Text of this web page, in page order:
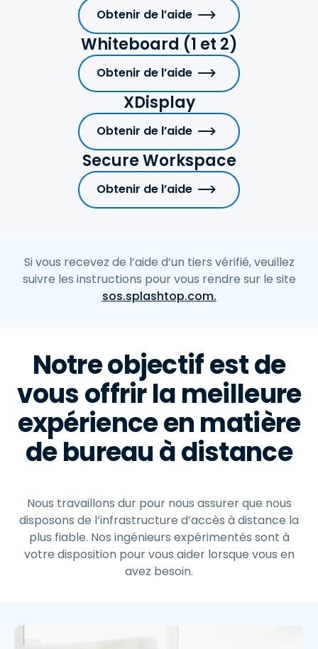
Obtenir de l’aide
Whiteboard (1 et 2)
Obtenir de l’aide
XDisplay
Obtenir de l’aide
Secure Workspace
Obtenir de l’aide
Si vous recevez de l’aide d’un tiers vérifié, veuillez
suivre les instructions pour vous rendre sur le site
sos.splashtop.com.
Notre objectif est de
vous offrir la meilleure
expérience en matière
de bureau à distance
Nous travaillons dur pour nous assurer que nous
disposons de l’infrastructure d’accès à distance la
plus fiable. Nos ingénieurs expérimentés sont à
votre disposition pour vous aider lorsque vous en
avez besoin.